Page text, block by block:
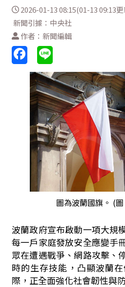
2026-01-13 08:15(01-13 09:13
新聞引據：中央社
作者：新聞編輯
圖為波蘭國旗。 (
波蘭政府宣布啟動一項大規
每一戶家庭發放安全應變手
眾在遭遇戰爭、網路攻擊、
時的生存技能，凸顯波蘭
際，正全面強化社會韌性與